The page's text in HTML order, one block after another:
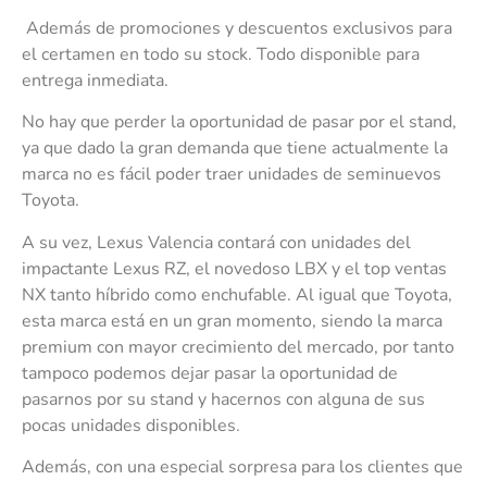
Además de promociones y descuentos exclusivos para
el certamen en todo su stock. Todo disponible para
entrega inmediata.
No hay que perder la oportunidad de pasar por el stand,
ya que dado la gran demanda que tiene actualmente la
marca no es fácil poder traer unidades de seminuevos
Toyota.
A su vez, Lexus Valencia contará con unidades del
impactante Lexus RZ, el novedoso LBX y el top ventas
NX tanto híbrido como enchufable. Al igual que Toyota,
esta marca está en un gran momento, siendo la marca
premium con mayor crecimiento del mercado, por tanto
tampoco podemos dejar pasar la oportunidad de
pasarnos por su stand y hacernos con alguna de sus
pocas unidades disponibles.
Además, con una especial sorpresa para los clientes que